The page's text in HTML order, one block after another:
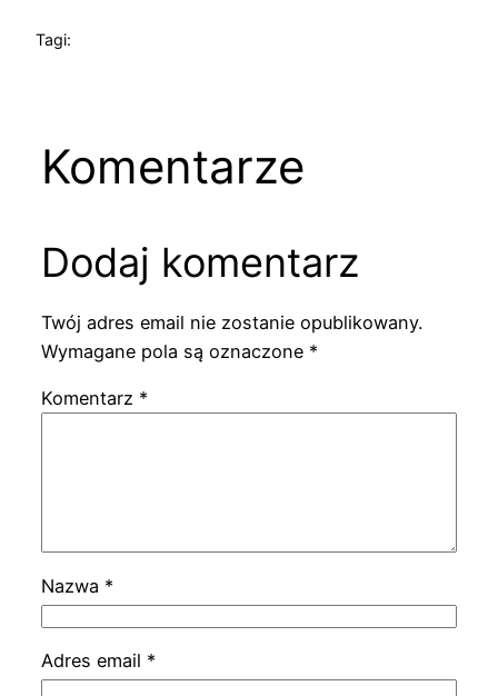
Tagi:
Komentarze
Dodaj komentarz
Twój adres email nie zostanie opublikowany.
Wymagane pola są oznaczone *
Komentarz *
Nazwa *
Adres email *